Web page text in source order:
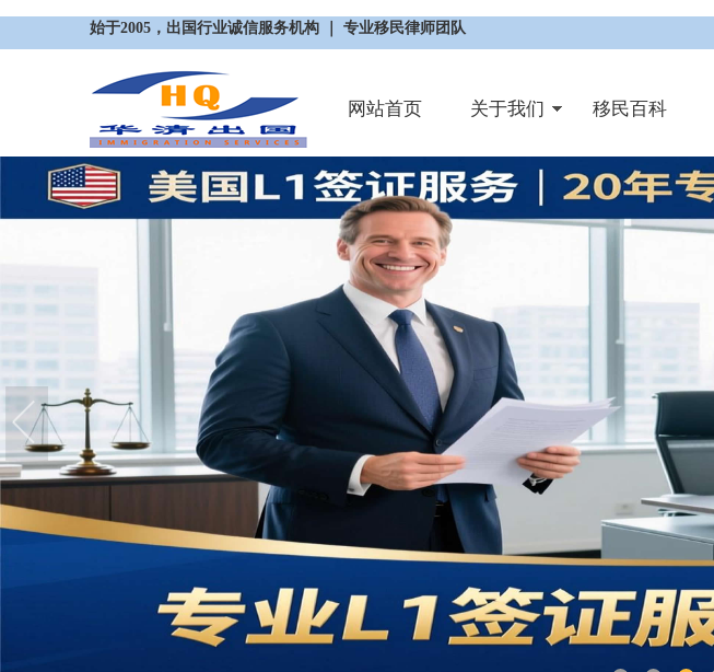
始于2005，出国行业诚信服务机构 ｜ 专业移民律师团队
网站首页 关于我们 移民百科